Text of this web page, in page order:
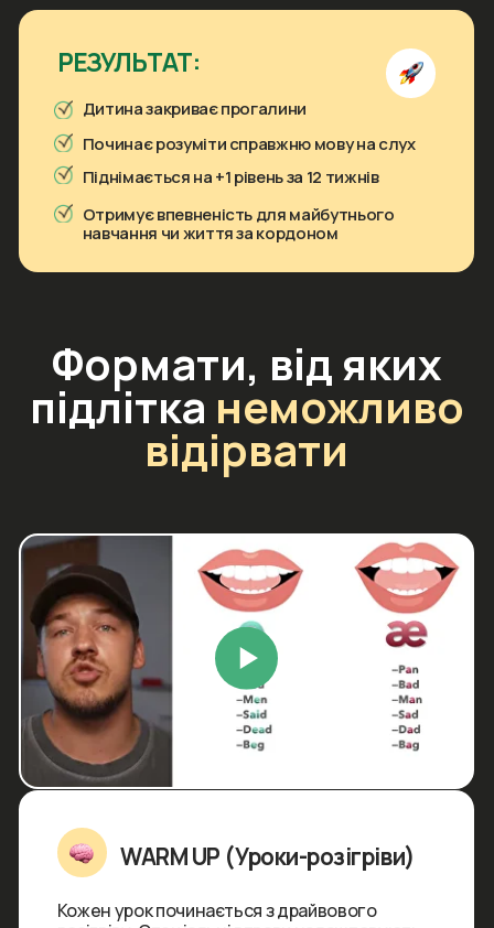
Кожен урок починається з драйвового
розігріву. Спеціальні вправи налаштовують
мозок на англійську, знімають мовний затиск
і допомагають шліфувати вимову
з перших хвилин.
WARM UP (Уроки-розігріви)
Забудьте про переписування таблиць
у зошитах. Дитина відпрацьовує граматику
на інтерактивних онлайн-тренажерах
у телефоні, доводячи навичку побудови
речень до автоматизму.
Тренажери конструкцій